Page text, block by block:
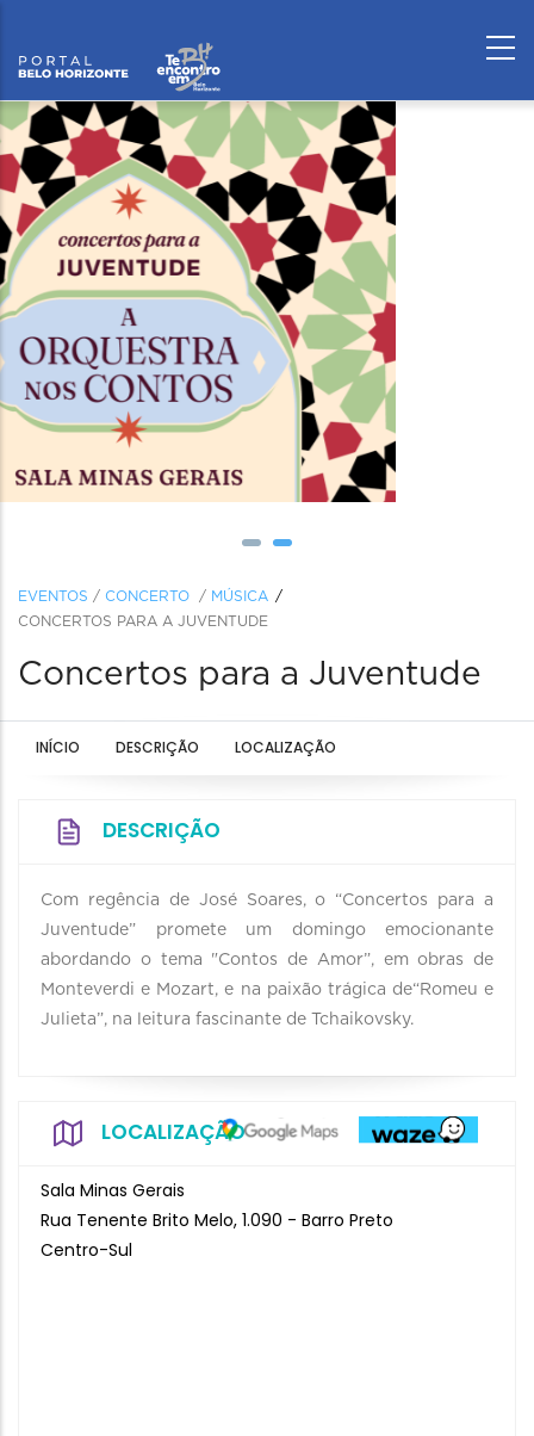
EVENTOS / CONCERTO / MÚSICA
CONCERTOS PARA A JUVENTUDE
Concertos para a Juventude
INÍCIO DESCRIÇÃO LOCALIZAÇÃO
DESCRIÇÃO
Com regência de José Soares, o “Concertos para a
Juventude” promete um domingo emocionante
abordando o tema "Contos de Amor”, em obras de
Monteverdi e Mozart, e na paixão trágica de“Romeu e
Julieta”, na leitura fascinante de Tchaikovsky.
LOCALIZAÇÃO
Sala Minas Gerais
Rua Tenente Brito Melo, 1.090 - Barro Preto
Centro-Sul